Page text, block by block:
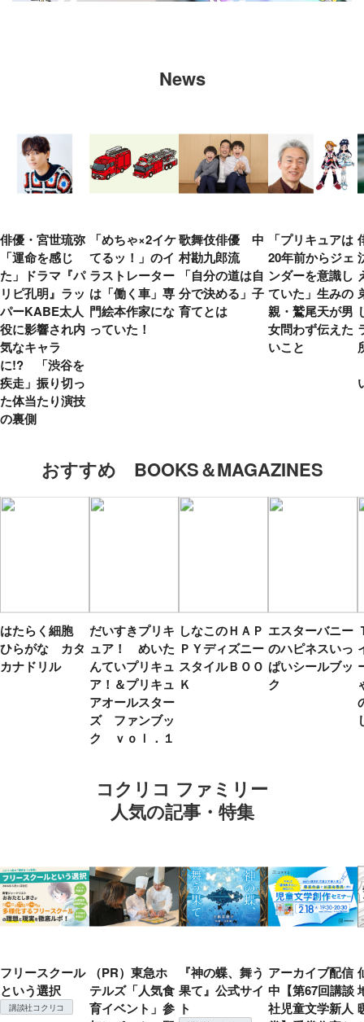
News
俳優・宮世琉弥
「運命を感じ
た」ドラマ『パ
リピ孔明』ラッ
パーKABE太人
役に影響され内
気なキャラ
に!? 「渋谷を
疾走」振り切っ
た体当たり演技
の裏側
「めちゃ×2イケ
てるッ！」のイ
ラストレーター
は「働く車」専
門絵本作家にな
っていた！
歌舞伎俳優 中
村勘九郎流
「自分の道は自
分で決める」子
育てとは
「プリキュアは
20年前からジェ
ンダーを意識し
ていた」生みの
親・鷲尾天が男
女問わず伝えた
いこと
おすすめ BOOKS＆MAGAZINES
はたらく細胞
ひらがな カタ
カナドリル
だいすきプリキ
ュア！ めいた
んていプリキュ
ア！＆プリキュ
アオールスター
ズ ファンブッ
ク ｖｏｌ．１
しなこのＨＡＰ
ＰＹディズニー
スタイルＢＯＯ
Ｋ
エスターバニー
のハピネスいっ
ぱいシールブッ
ク
コクリコ ファミリー
人気の記事・特集
フリースクール
という選択
講談社コクリコ
（PR）東急ホ
テルズ「人気食
育イベント」参
『神の蝶、舞う
果て』公式サイ
ト
アーカイブ配信
中【第67回講談
社児童文学新人